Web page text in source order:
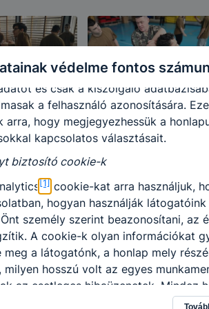
védelme fontos
elősegítő "maradandó sütik"
sütik" a honlap elhagyását
látogatót. A „maradandó
és csak a kiszolgáló
a felhasználó azonosítására.
arra, hogy megjegyezhessük a
kapcsolatos választásait.
biztosító cookie-k
[1] cookie-kat arra használjuk,
hogyan használják
személy szerint beazonosítani, az
A cookie-k olyan információkat
meg a látogatónk, a honlap mely
milyen hosszú volt az egyes
az esetleges hibaüzenetek. Mindez
számára biztosított élmények